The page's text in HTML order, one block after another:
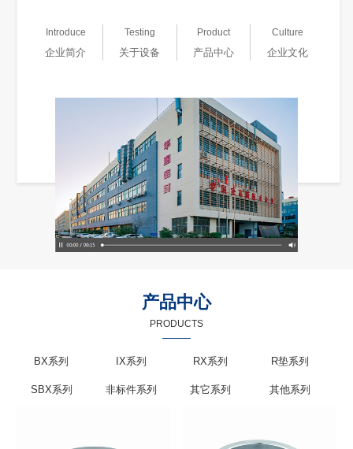
Introduce
企业简介
Testing
关于设备
Product
产品中心
Culture
企业文化
产品中心
PRODUCTS
BX系列 IX系列 RX系列 R垫系列
SBX系列 非标件系列 其它系列 其他系列